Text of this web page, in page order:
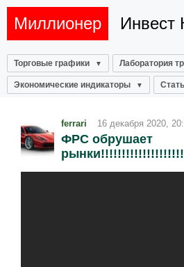
Миллионер Инвест
Торговые графики Лаборатория
Экономические индикаторы
ferrari 16 декабря 2020,
ФРС обрушает